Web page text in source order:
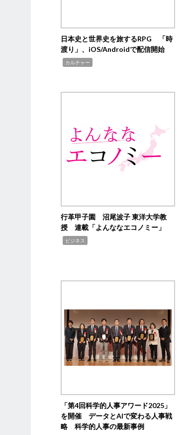
日本史と世界史を旅するRPG 「時
渡り」、iOS/Androidで配信開始
カルチャー
行革甲子園 沼尾波子 東洋大学教
授 連載「よんななエコノミー」
ビジネス
「第4回科学的人事アワード2025」
を開催 データとAIで変わる人事戦
略 科学的人事の最新事例